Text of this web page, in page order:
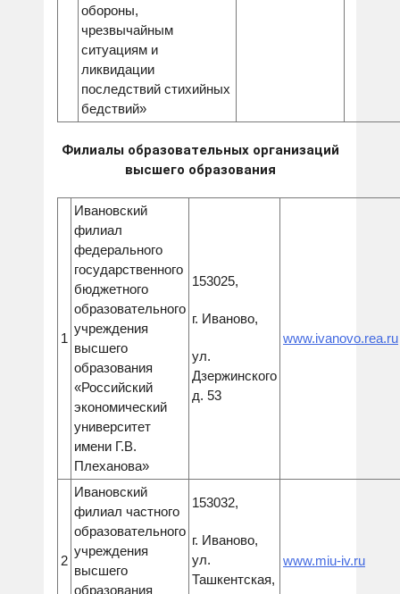
обороны,
чрезвычайным
ситуациям и
ликвидации
последствий стихийных
бедствий»
Филиалы образовательных организаций
высшего образования
1
Ивановский
филиал
федерального
государственного
бюджетного
образовательного
учреждения
высшего
образования
«Российский
экономический
университет
имени Г.В.
Плеханова»
153025,
г. Иваново,
ул.
Дзержинского
д. 53
www.ivanovo.rea.ru
2
Ивановский
филиал частного
образовательного
учреждения
высшего
образования
153032,
г. Иваново,
ул.
Ташкентская,
www.miu-iv.ru